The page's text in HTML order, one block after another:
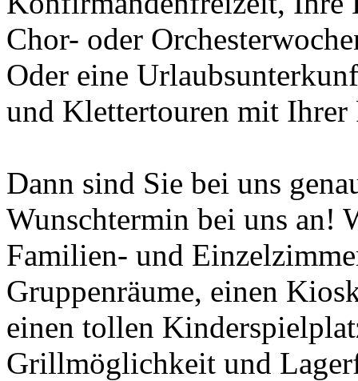
Chor- oder
Oder eine
und Klettertouren mit Ihrer
Dann sind Sie bei uns
Wunschtermin bei uns an!
Familien- und
Gruppenräume, einen
einen tollen
Grillmöglichkeit und